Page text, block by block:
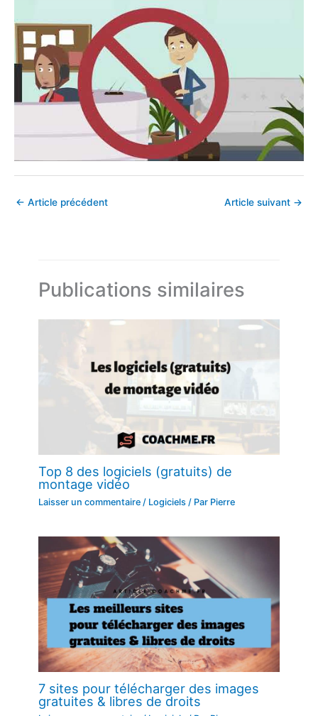
← Article précédent Article suivant →
Publications similaires
Top 8 des logiciels (gratuits) de
montage vidéo
Laisser un commentaire / Logiciels / Par Pierre
7 sites pour télécharger des images
gratuites & libres de droits